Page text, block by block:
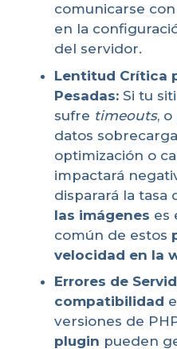
comunicarse
en la
del servidor.
Lentitud Crítica
Pesadas: Si tu
sufre timeouts,
datos
optimización o
impactará
disparará la tasa
las imágenes es
común de estos
velocidad en la
Errores de
compatibilidad
versiones de
plugin pueden